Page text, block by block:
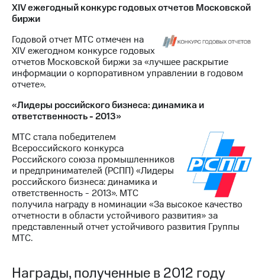
XIV ежегодный конкурс годовых отчетов Московской
биржи
Годовой отчет МТС отмечен на
XIV ежегодном конкурсе годовых
отчетов Московской биржи за «лучшее раскрытие
информации о корпоративном управлении в годовом
отчете».
«Лидеры российского бизнеса: динамика и
ответственность - 2013»
МТС стала победителем
Всероссийского конкурса
Российского союза промышленников
и предпринимателей (РСПП) «Лидеры
российского бизнеса: динамика и
ответственность - 2013». МТС
получила награду в номинации «За высокое качество
отчетности в области устойчивого развития» за
представленный отчет устойчивого развития Группы
МТС.
Награды, полученные в 2012 году